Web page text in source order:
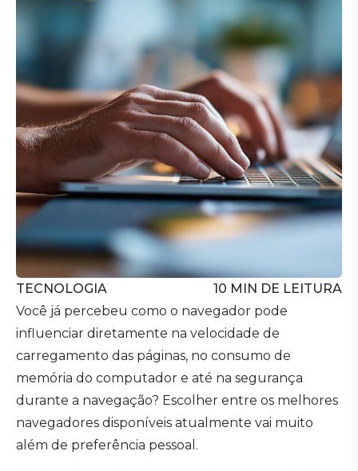
TECNOLOGIA 10 MIN DE LEITURA
Você já percebeu como o navegador pode
influenciar diretamente na velocidade de
carregamento das páginas, no consumo de
memória do computador e até na segurança
durante a navegação? Escolher entre os melhores
navegadores disponíveis atualmente vai muito
além de preferência pessoal.